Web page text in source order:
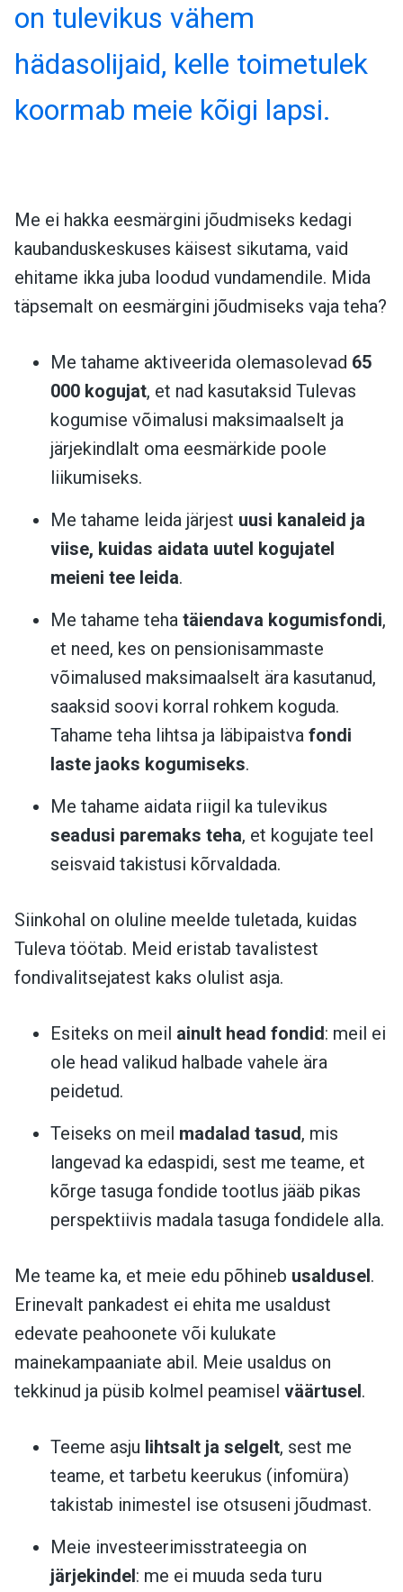
on tulevikus vähem
hädasolijaid, kelle toimetulek
koormab meie kõigi lapsi.
Me ei hakka eesmärgini jõudmiseks kedagi
kaubanduskeskuses käisest sikutama, vaid
ehitame ikka juba loodud vundamendile. Mida
täpsemalt on eesmärgini jõudmiseks vaja teha?
Me tahame aktiveerida olemasolevad 65
000 kogujat, et nad kasutaksid Tulevas
kogumise võimalusi maksimaalselt ja
järjekindlalt oma eesmärkide poole
liikumiseks.
Me tahame leida järjest uusi kanaleid ja
viise, kuidas aidata uutel kogujatel
meieni tee leida.
Me tahame teha täiendava kogumisfondi,
et need, kes on pensionisammaste
võimalused maksimaalselt ära kasutanud,
saaksid soovi korral rohkem koguda.
Tahame teha lihtsa ja läbipaistva fondi
laste jaoks kogumiseks.
Me tahame aidata riigil ka tulevikus
seadusi paremaks teha, et kogujate teel
seisvaid takistusi kõrvaldada.
Siinkohal on oluline meelde tuletada, kuidas
Tuleva töötab. Meid eristab tavalistest
fondivalitsejatest kaks olulist asja.
Esiteks on meil ainult head fondid: meil ei
ole head valikud halbade vahele ära
peidetud.
Teiseks on meil madalad tasud, mis
langevad ka edaspidi, sest me teame, et
kõrge tasuga fondide tootlus jääb pikas
perspektiivis madala tasuga fondidele alla.
Me teame ka, et meie edu põhineb usaldusel.
Erinevalt pankadest ei ehita me usaldust
edevate peahoonete või kulukate
mainekampaaniate abil. Meie usaldus on
tekkinud ja püsib kolmel peamisel väärtusel.
Teeme asju lihtsalt ja selgelt, sest me
teame, et tarbetu keerukus (infomüra)
takistab inimestel ise otsuseni jõudmast.
Meie investeerimisstrateegia on
järjekindel: me ei muuda seda turu